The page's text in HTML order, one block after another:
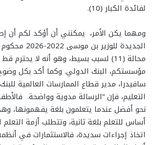
لفائدة الكبار (10).
ومهما يكن الأمر، يمكنني أن أؤكد لكم أن
الجديدة للوزير
محالة (11) لسبب بسيط، وهو أنه لا
مؤسستكم، البنك الدولي. وكما أكد بكل
سافيدرا، مدير قطاع الممارسات العالمية
التعليم، فإن “الرسالة مدوية وواضحة.
نحو أفضل عندما يتعلمون بلغة يفهمونها،
أساس للتعلم بلغة ثانية، وتتطلب أزمة التعلم
اتخاذ إجراءات سديدة، فالاستثمارات في